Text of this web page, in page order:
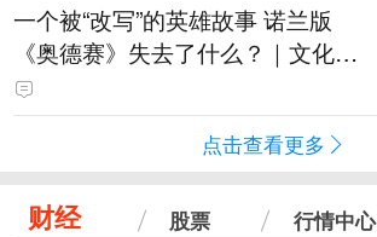
一个被“改写”的英雄故事 诺兰版
《奥德赛》失去了什么？｜文化观
察
点击查看更多
财经 股票 行情中心